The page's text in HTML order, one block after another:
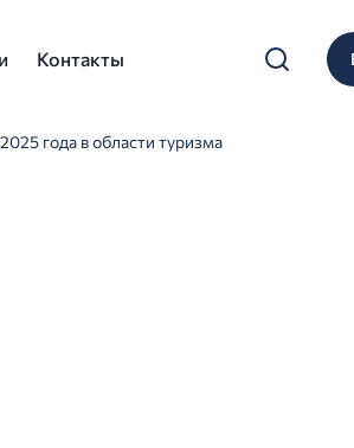
Контакты
года в области туризма